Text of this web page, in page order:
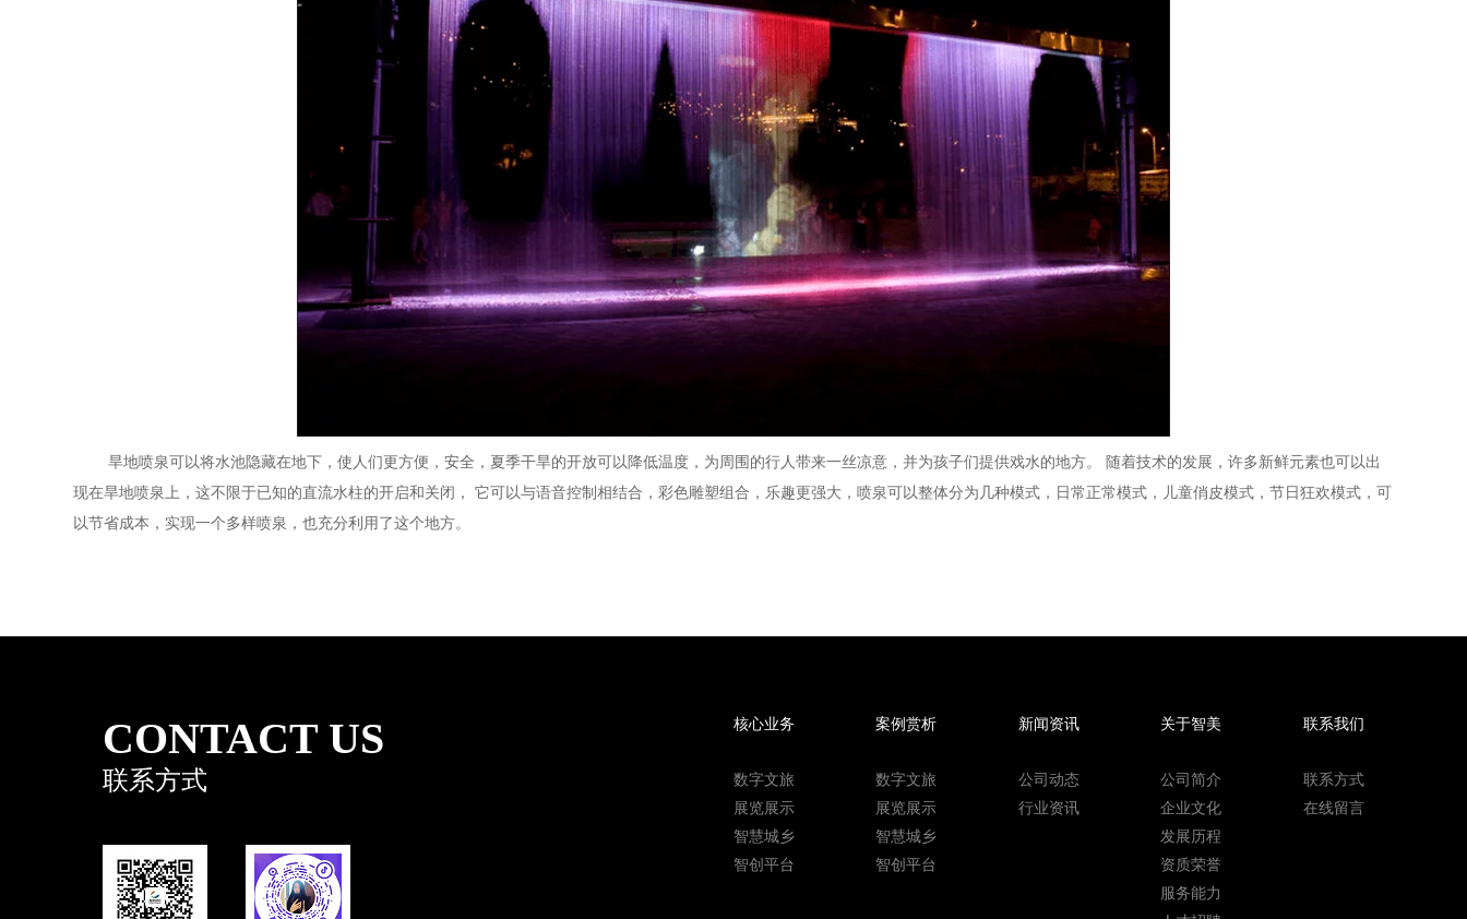
旱地喷泉可以将水池隐藏在地下，使人们更方便，安全，夏季干旱的开放可以降低温度，为周围的行人带来一丝凉意，并为孩子们提供戏水的地方。 随着技术的发展，许多新鲜元素也可以出
现在旱地喷泉上，这不限于已知的直流水柱的开启和关闭， 它可以与语音控制相结合，彩色雕塑组合，乐趣更强大，喷泉可以整体分为几种模式，日常正常模式，儿童俏皮模式，节日狂欢模式，可
以节省成本，实现一个多样喷泉，也充分利用了这个地方。
CONTACT US
联系方式
核心业务
数字文旅
展览展示
智慧城乡
智创平台
案例赏析
数字文旅
展览展示
智慧城乡
智创平台
新闻资讯
公司动态
行业资讯
关于智美
公司简介
企业文化
发展历程
资质荣誉
服务能力
联系我们
联系方式
在线留言